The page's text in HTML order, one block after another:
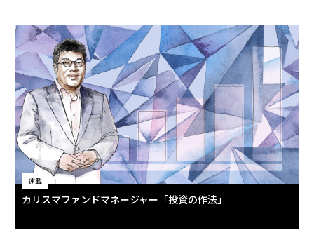
連載
カリスマファンドマネージャー「投資の作法」